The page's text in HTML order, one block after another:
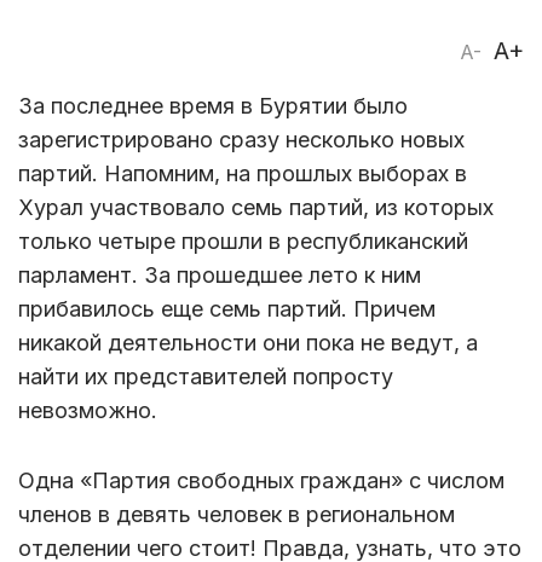
A- A+
За последнее время в Бурятии было
зарегистрировано сразу несколько новых
партий. Напомним, на прошлых выборах в
Хурал участвовало семь партий, из которых
только четыре прошли в республиканский
парламент. За прошедшее лето к ним
прибавилось еще семь партий. Причем
никакой деятельности они пока не ведут, а
найти их представителей попросту
невозможно.
Одна «Партия свободных граждан» с числом
членов в девять человек в региональном
отделении чего стоит! Правда, узнать, что это